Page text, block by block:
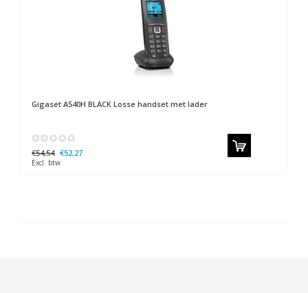
Gigaset A540H BLACK Losse handset met lader
€54,54 €52,27
Excl. btw